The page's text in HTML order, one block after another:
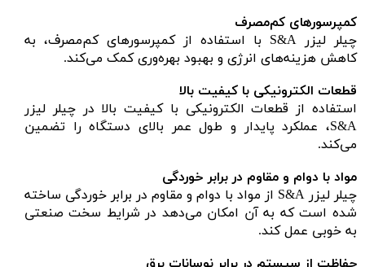
کمپرسورهای کم‌مصرف
چیلر لیزر S&A با استفاده از کمپرسورهای کم‌مصرف، به
کاهش هزینه‌های انرژی و بهبود بهره‌وری کمک می‌کند.
قطعات الکترونیکی با کیفیت بالا
استفاده از قطعات الکترونیکی با کیفیت بالا در چیلر لیزر
S&A، عملکرد پایدار و طول عمر بالای دستگاه را تضمین
می‌کند.
مواد با دوام و مقاوم در برابر خوردگی
چیلر لیزر S&A از مواد با دوام و مقاوم در برابر خوردگی ساخته
شده است که به آن امکان می‌دهد در شرایط سخت صنعتی
به خوبی عمل کند.